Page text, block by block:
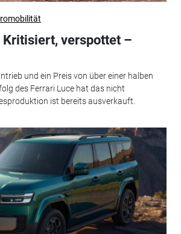
Kritisiert, verspottet –
und ein Preis von über einer halben
des Ferrari Luce hat das nicht
ist bereits ausverkauft.